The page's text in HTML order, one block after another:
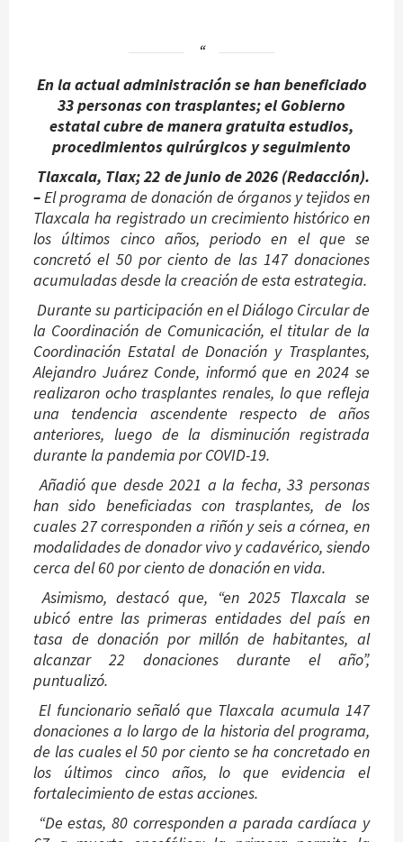
En la actual administración se han beneficiado
33 personas con trasplantes; el Gobierno
estatal cubre de manera gratuita estudios,
procedimientos quirúrgicos y seguimiento
Tlaxcala, Tlax; 22 de junio de 2026 (Redacción).
–El programa de donación de órganos y tejidos en
Tlaxcala ha registrado un crecimiento histórico en
los últimos cinco años, periodo en el que se
concretó el 50 por ciento de las 147 donaciones
acumuladas desde la creación de esta estrategia.
Durante su participación en el Diálogo Circular de
la Coordinación de Comunicación, el titular de la
Coordinación Estatal de Donación y Trasplantes,
Alejandro Juárez Conde, informó que en 2024 se
realizaron ocho trasplantes renales, lo que refleja
una tendencia ascendente respecto de años
anteriores, luego de la disminución registrada
durante la pandemia por COVID-19.
Añadió que desde 2021 a la fecha, 33 personas
han sido beneficiadas con trasplantes, de los
cuales 27 corresponden a riñón y seis a córnea, en
modalidades de donador vivo y cadavérico, siendo
cerca del 60 por ciento de donación en vida.
Asimismo, destacó que, “en 2025 Tlaxcala se
ubicó entre las primeras entidades del país en
tasa de donación por millón de habitantes, al
alcanzar 22 donaciones durante el año”,
puntualizó.
El funcionario señaló que Tlaxcala acumula 147
donaciones a lo largo de la historia del programa,
de las cuales el 50 por ciento se ha concretado en
los últimos cinco años, lo que evidencia el
fortalecimiento de estas acciones.
“De estas, 80 corresponden a parada cardíaca y